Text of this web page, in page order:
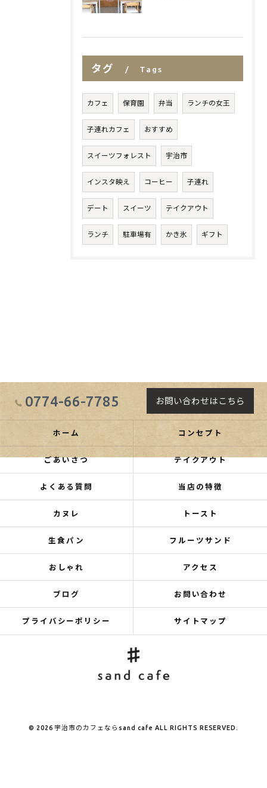
タグ Tags
カフェ 保育園 弁当 ランチの女王
子連れカフェ おすすめ
スイーツフォレスト 宇治市
インスタ映え コーヒー 子連れ
デート スイーツ テイクアウト
ランチ 駐車場有 かき氷 ギフト
0774-66-7785 お問い合わせはこちら
ホーム コンセプト
ごあいさつ テイクアウト
よくある質問 当店の特徴
カヌレ トースト
生食パン フルーツサンド
おしゃれ アクセス
ブログ お問い合わせ
プライバシーポリシー サイトマップ
© 2026 宇治市のカフェならsand cafe ALL RIGHTS RESERVED.